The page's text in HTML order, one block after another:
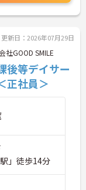
更新日：2026年07月29日
社GOOD SMILE
後等デイサー
正社員＞
」徒歩14分